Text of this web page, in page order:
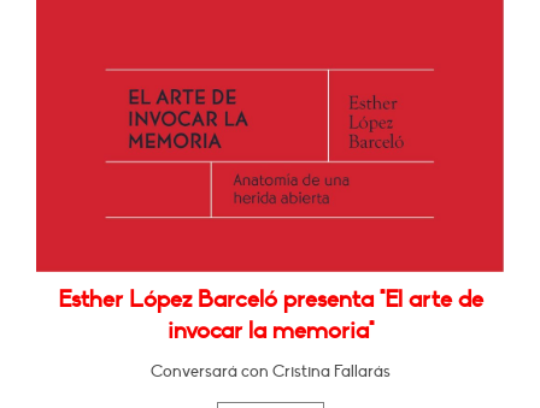
Esther López Barceló presenta "El arte de
invocar la memoria"
Conversará con Cristina Fallarás